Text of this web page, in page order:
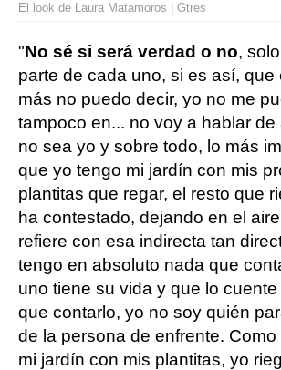
El look de Laura Matamoros | Gtres
"No sé si será verdad o no,
parte de cada uno, si es así, que
más no puedo decir, yo no me
tampoco en... no voy a hablar de
no sea yo y sobre todo, lo más
que yo tengo mi jardín con mis
plantitas que regar, el resto que
ha contestado, dejando en el
refiere con esa indirecta tan
tengo en absoluto nada que
uno tiene su vida y que lo
que contarlo, yo no soy quién
de la persona de enfrente.
mi jardín con mis plantitas, yo